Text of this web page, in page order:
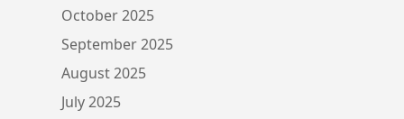
October 2025
September 2025
August 2025
July 2025